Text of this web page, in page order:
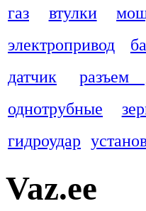
газ
втулки
электропривод
датчик
разъем
однотрубные
гидроудар
Vaz.ee